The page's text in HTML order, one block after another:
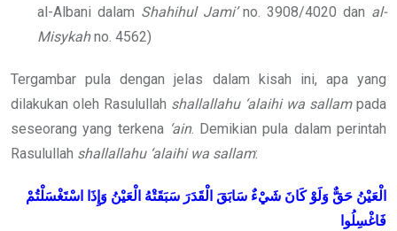
al-Albani dalam Shahihul Jami’no. 3908/4020 dan al-
Misykahno. 4562)
Tergambar pula dengan jelas dalam kisah ini, apa yang
dilakukan oleh Rasulullah shallallahu ‘alaihi wa sallampada
seseorang yang terkena ‘ain. Demikian pula dalam perintah
Rasulullah shallallahu ‘alaihi wa sallam:
الْعَيْنُ حَقٌّ وَلَوْ كَانَ شَيْءٌ سَابَقَ الْقَدَرَ سَبَقَتْهُ الْعَيْنُ وَإِذَا اسْتَغْسَلْتُمْ
فَاغْسِلُوا